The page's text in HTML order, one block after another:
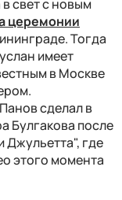
свет с новым
церемонии
Тогда
имеет
в Москве
сделал в
Булгакова после
где
этого момента